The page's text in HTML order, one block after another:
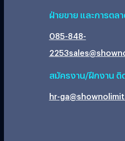
ฝ่ายขาย และการตล
085-848-
2253
สมัครงาน/ฝึกงาน ติ
hr-